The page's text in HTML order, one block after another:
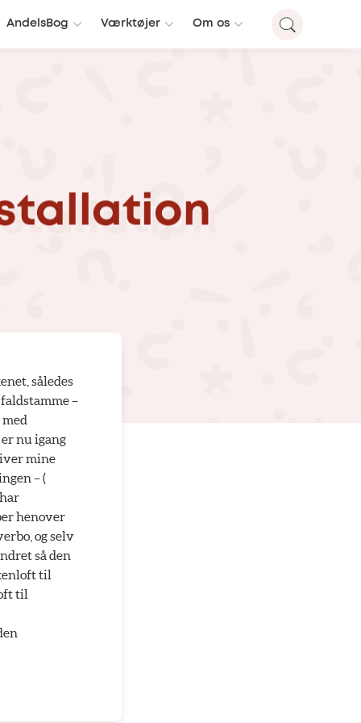
AndelsBog Værktøjer Om os
således
–
nu igang
mine
– (
henover
og selv
så den
til
til